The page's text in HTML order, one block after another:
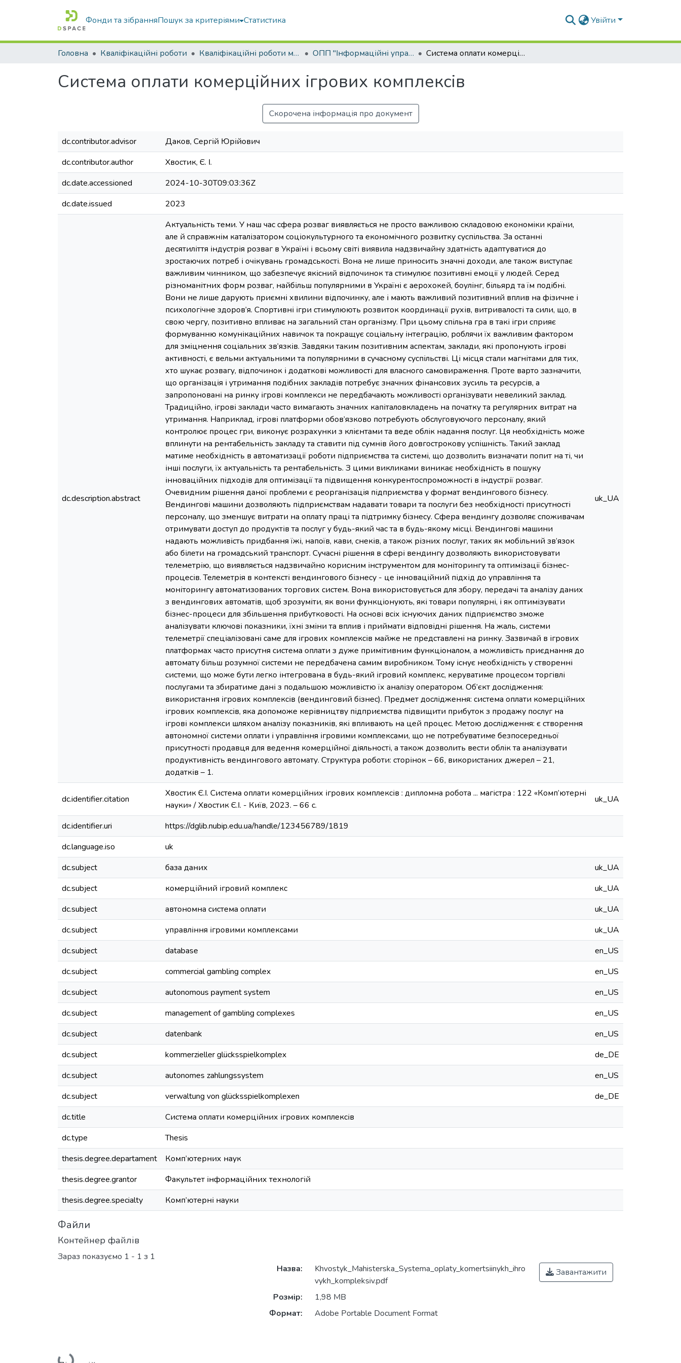
Фонди та зібранняПошук за критеріями Статистика Увійти
Головна Кваліфікаційні роботи Кваліфікаційні роботи магістрів ОПП "Інформаційні управляючі системи та технології" Система оплати комерційних ігрових комплексів
Система оплати комерційних ігрових комплексів
Скорочена інформація про документ
dc.contributor.advisor
Даков, Сергій Юрійович
dc.contributor.author
Хвостик, Є. І.
dc.date.accessioned
2024-10-30T09:03:36Z
dc.date.issued
2023
dc.description.abstract
Актуальність теми. У наш час сфера розваг виявляється не просто важливою складовою економіки країни,
але й справжнім каталізатором соціокультурного та економічного розвитку суспільства. За останні
десятиліття індустрія розваг в Україні і всьому світі виявила надзвичайну здатність адаптуватися до
зростаючих потреб і очікувань громадськості. Вона не лише приносить значні доходи, але також виступає
важливим чинником, що забезпечує якісний відпочинок та стимулює позитивні емоції у людей. Серед
різноманітних форм розваг, найбільш популярними в Україні є аерохокей, боулінг, більярд та їм подібні.
Вони не лише дарують приємні хвилини відпочинку, але і мають важливий позитивний вплив на фізичне і
психологічне здоров’я. Спортивні ігри стимулюють розвиток координації рухів, витривалості та сили, що, в
свою чергу, позитивно впливає на загальний стан організму. При цьому спільна гра в такі ігри сприяє
формуванню комунікаційних навичок та покращує соціальну інтеграцію, роблячи їх важливим фактором
для зміцнення соціальних зв’язків. Завдяки таким позитивним аспектам, заклади, які пропонують ігрові
активності, є вельми актуальними та популярними в сучасному суспільстві. Ці місця стали магнітами для тих,
хто шукає розвагу, відпочинок і додаткові можливості для власного самовираження. Проте варто зазначити,
що організація і утримання подібних закладів потребує значних фінансових зусиль та ресурсів, а
запропоновані на ринку ігрові комплекси не передбачають можливості організувати невеликий заклад.
Традиційно, ігрові заклади часто вимагають значних капіталовкладень на початку та регулярних витрат на
утримання. Наприклад, ігрові платформи обов’язково потребують обслуговуючого персоналу, який
контролює процес гри, виконує розрахунки з клієнтами та веде облік надання послуг. Ця необхідність може
вплинути на рентабельність закладу та ставити під сумнів його довгострокову успішність. Такий заклад
матиме необхідність в автоматизації роботи підприємства та системі, що дозволить визначати попит на ті, чи
інші послуги, їх актуальність та рентабельність. З цими викликами виникає необхідність в пошуку
інноваційних підходів для оптимізації та підвищення конкурентоспроможності в індустрії розваг.
Очевидним рішення даної проблеми є реорганізація підприємства у формат вендингового бізнесу.
Вендингові машини дозволяють підприємствам надавати товари та послуги без необхідності присутності
персоналу, що зменшує витрати на оплату праці та підтримку бізнесу. Сфера вендингу дозволяє споживачам
отримувати доступ до продуктів та послуг у будь-який час та в будь-якому місці. Вендингові машини
надають можливість придбання їжі, напоїв, кави, снеків, а також різних послуг, таких як мобільний зв’язок
або білети на громадський транспорт. Сучасні рішення в сфері вендингу дозволяють використовувати
телеметрію, що виявляється надзвичайно корисним інструментом для моніторингу та оптимізації бізнес-
процесів. Телеметрія в контексті вендингового бізнесу - це інноваційний підхід до управління та
моніторингу автоматизованих торгових систем. Вона використовується для збору, передачі та аналізу даних
з вендингових автоматів, щоб зрозуміти, як вони функціонують, які товари популярні, і як оптимізувати
бізнес-процеси для збільшення прибутковості. На основі всіх існуючих даних підприємство зможе
аналізувати ключові показники, їхні зміни та вплив і приймати відповідні рішення. На жаль, системи
телеметрії спеціалізовані саме для ігрових комплексів майже не представлені на ринку. Зазвичай в ігрових
платформах часто присутня система оплати з дуже примітивним функціоналом, а можливість приєднання до
автомату більш розумної системи не передбачена самим виробником. Тому існує необхідність у створенні
системи, що може бути легко інтегрована в будь-який ігровий комплекс, керуватиме процесом торгівлі
послугами та збиратиме дані з подальшою можливістю їх аналізу оператором. Об’єкт дослідження:
використання ігрових комплексів (вендинговий бізнес). Предмет дослідження: система оплати комерційних
ігрових комплексів, яка допоможе керівництву підприємства підвищити прибуток з продажу послуг на
ігрові комплекси шляхом аналізу показників, які впливають на цей процес. Метою дослідження: є створення
автономної системи оплати і управління ігровими комплексами, що не потребуватиме безпосередньої
присутності продавця для ведення комерційної діяльності, а також дозволить вести облік та аналізувати
продуктивність вендингового автомату. Структура роботи: сторінок – 66, використаних джерел – 21,
додатків – 1.
uk_UA
dc.identifier.citation
Хвостик Є.І. Система оплати комерційних ігрових комплексів : дипломна робота ... магістра : 122 «Комп’ютерні
науки» / Хвостик Є.І. - Київ, 2023. – 66 с.
uk_UA
dc.identifier.uri
https://dglib.nubip.edu.ua/handle/123456789/1819
dc.language.iso
uk
dc.subject
база даних
uk_UA
dc.subject
комерційний ігровий комплекс
uk_UA
dc.subject
автономна система оплати
uk_UA
dc.subject
управління ігровими комплексами
uk_UA
dc.subject
database
en_US
dc.subject
commercial gambling complex
en_US
dc.subject
autonomous payment system
en_US
dc.subject
management of gambling complexes
en_US
dc.subject
datenbank
en_US
dc.subject
kommerzieller glücksspielkomplex
de_DE
dc.subject
autonomes zahlungssystem
en_US
dc.subject
verwaltung von glücksspielkomplexen
de_DE
dc.title
Система оплати комерційних ігрових комплексів
dc.type
Thesis
thesis.degree.departament
Комп’ютерних наук
thesis.degree.grantor
Факультет інформаційних технологій
thesis.degree.specialty
Комп’ютерні науки
Файли
Контейнер файлів
Зараз показуємо 1 - 1 з 1
Назва:
Khvostyk_Mahisterska_Systema_oplaty_komertsiinykh_ihro
vykh_kompleksiv.pdf
Розмір:
1,98 MB
Формат:
Adobe Portable Document Format
Завантажити